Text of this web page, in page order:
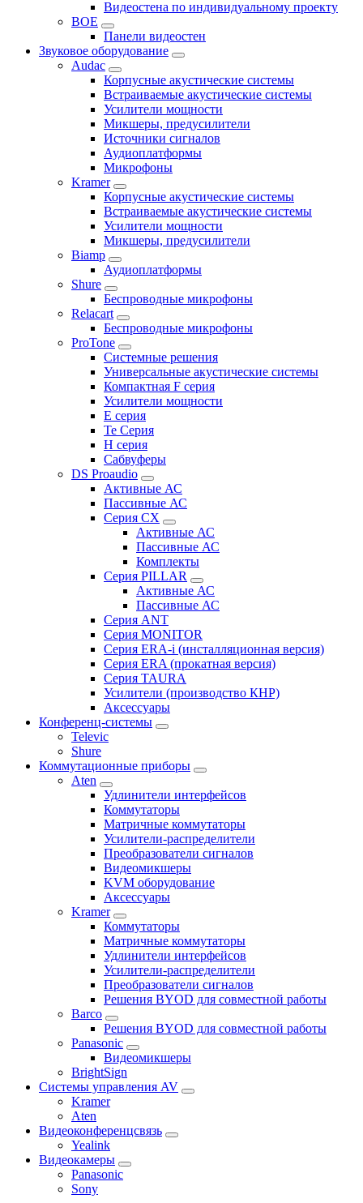
Видеостена по индивидуальному проекту
BOE
Панели видеостен
Звуковое оборудование
Audac
Корпусные акустические системы
Встраиваемые акустические системы
Усилители мощности
Микшеры, предусилители
Источники сигналов
Аудиоплатформы
Микрофоны
Kramer
Корпусные акустические системы
Встраиваемые акустические системы
Усилители мощности
Микшеры, предусилители
Biamp
Аудиоплатформы
Shure
Беспроводные микрофоны
Relacart
Беспроводные микрофоны
ProTone
Системные решения
Универсальные акустические системы
Компактная F серия
Усилители мощности
E серия
Te Серия
H серия
Сабвуферы
DS Proaudio
Активные АС
Пассивные АС
Серия CX
Активные АС
Пассивные АС
Комплекты
Серия PILLAR
Активные АС
Пассивные АС
Серия ANT
Серия MONITOR
Серия ERA-i (инсталляционная версия)
Серия ERA (прокатная версия)
Серия TAURA
Усилители (производство КНР)
Аксессуары
Конференц-системы
Televic
Shure
Коммутационные приборы
Aten
Удлинители интерфейсов
Коммутаторы
Матричные коммутаторы
Усилители-распределители
Преобразователи сигналов
Видеомикшеры
KVM оборудование
Аксессуары
Kramer
Коммутаторы
Матричные коммутаторы
Удлинители интерфейсов
Усилители-распределители
Преобразователи сигналов
Решения BYOD для совместной работы
Barco
Решения BYOD для совместной работы
Panasonic
Видеомикшеры
BrightSign
Системы управления AV
Kramer
Aten
Видеоконференцсвязь
Yealink
Видеокамеры
Panasonic
Sony